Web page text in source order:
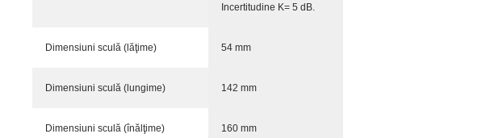
Incertitudine K= 5 dB.
Dimensiuni sculă (lăţime) 54 mm
Dimensiuni sculă (lungime) 142 mm
Dimensiuni sculă (înălţime) 160 mm